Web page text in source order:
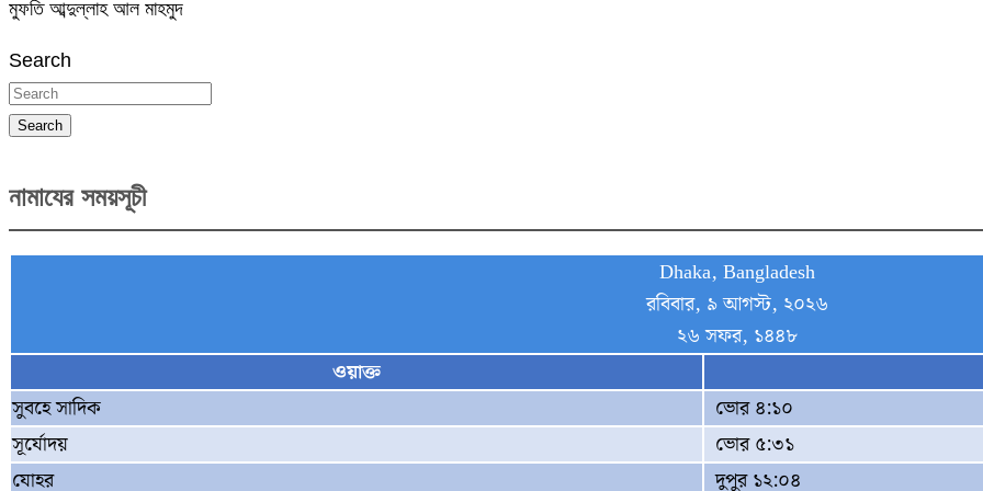
মুফতি আব্দুল্লাহ আল মাহমুদ
Search
Search
নামাযের সময়সূচী
Dhaka, Bangladesh
রবিবার, ৯ আগস্ট, ২০২৬
২৬ সফর, ১৪৪৮
ওয়াক্ত
সুবহে সাদিক
ভোর ৪:১০
সূর্যোদয়
ভোর ৫:৩১
যোহর
দুপুর ১২:০৪